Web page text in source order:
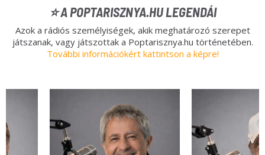
⭐ A POPTARISZNYA.HU LEGENDÁI
Azok a rádiós személyiségek, akik meghatározó szerepet
játszanak, vagy játszottak a Poptarisznya.hu történetében.
További információkért kattintson a képre!